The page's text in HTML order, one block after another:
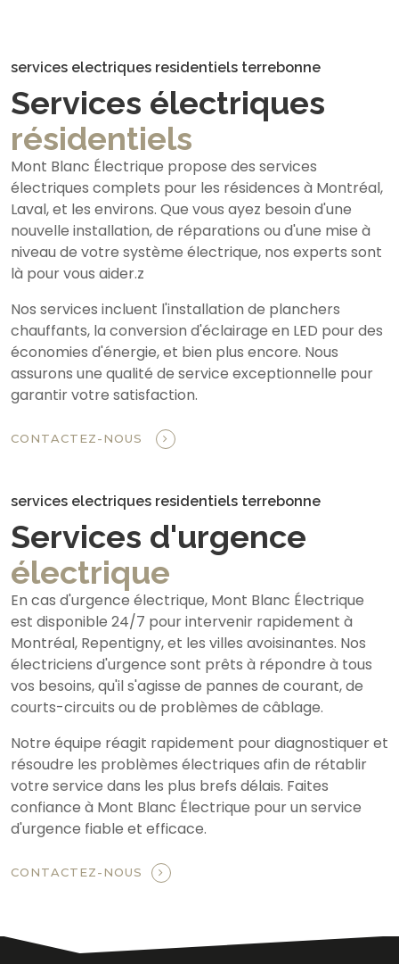
services electriques residentiels terrebonne
Services électriques
résidentiels
Mont Blanc Électrique propose des services
électriques complets pour les résidences à Montréal,
Laval, et les environs. Que vous ayez besoin d'une
nouvelle installation, de réparations ou d'une mise à
niveau de votre système électrique, nos experts sont
là pour vous aider.z
Nos services incluent l'installation de planchers
chauffants, la conversion d'éclairage en LED pour des
économies d'énergie, et bien plus encore. Nous
assurons une qualité de service exceptionnelle pour
garantir votre satisfaction.
CONTACTEZ-NOUS
services electriques residentiels terrebonne
Services d'urgence
électrique
En cas d'urgence électrique, Mont Blanc Électrique
est disponible 24/7 pour intervenir rapidement à
Montréal, Repentigny, et les villes avoisinantes. Nos
électriciens d'urgence sont prêts à répondre à tous
vos besoins, qu'il s'agisse de pannes de courant, de
courts-circuits ou de problèmes de câblage.
Notre équipe réagit rapidement pour diagnostiquer et
résoudre les problèmes électriques afin de rétablir
votre service dans les plus brefs délais. Faites
confiance à Mont Blanc Électrique pour un service
d'urgence fiable et efficace.
CONTACTEZ-NOUS